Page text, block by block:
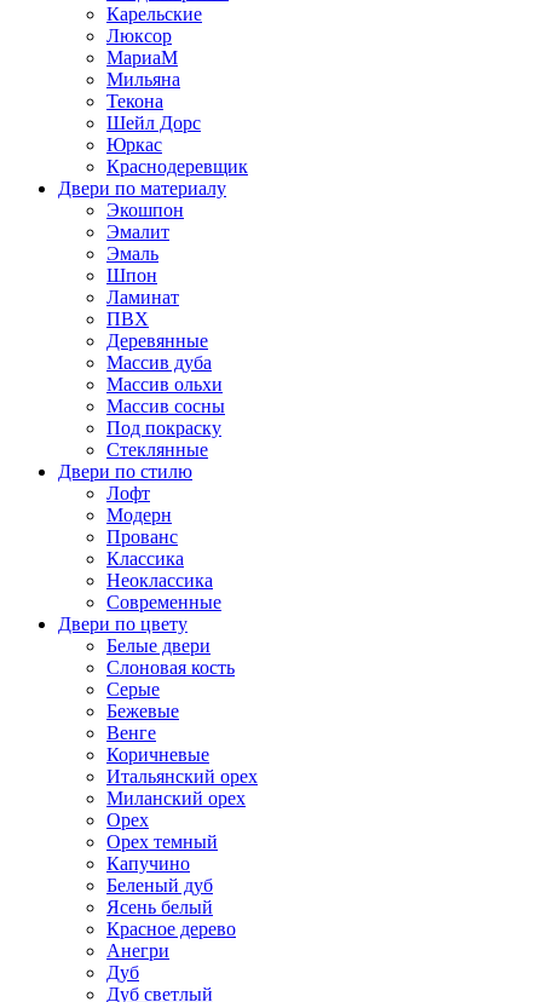
Карельские
Люксор
МариаМ
Мильяна
Текона
Шейл Дорс
Юркас
Краснодеревщик
Двери по материалу
Экошпон
Эмалит
Эмаль
Шпон
Ламинат
ПВХ
Деревянные
Массив дуба
Массив ольхи
Массив сосны
Под покраску
Стеклянные
Двери по стилю
Лофт
Модерн
Прованс
Классика
Неоклассика
Современные
Двери по цвету
Белые двери
Слоновая кость
Серые
Бежевые
Венге
Коричневые
Итальянский орех
Миланский орех
Орех
Орех темный
Капучино
Беленый дуб
Ясень белый
Красное дерево
Анегри
Дуб
Дуб светлый